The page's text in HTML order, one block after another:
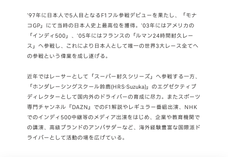
’97年に日本人で5人目となるF1フル参戦デビューを果たし、「モナ
コGP」にて当時の日本人史上最高位を獲得。’03年にはアメリカの
「インディ500」、’05年にはフランスの「ルマン24時間耐久レー
ス」へ参戦し、これにより日本人として唯一の世界3大レース全てへ
の参戦という偉業を成し遂げる。
近年ではレーサーとして「スーパー耐久シリーズ」へ参戦する一方、
「ホンダレーシングスクール鈴鹿(HRS-Suzuka)」のエグゼクティブ
ディレクターとして国内外のドライバーの育成に尽力。またスポーツ
専門チャンネル『DAZN』でのF1解説やレギュラー番組出演、NHK
でのインディ500中継等のメディア出演をはじめ、企業や教育機関で
の講演、高級ブランドのアンバサダーなど、海外経験豊富な国際派ド
ライバーとして活動の場を広げている。